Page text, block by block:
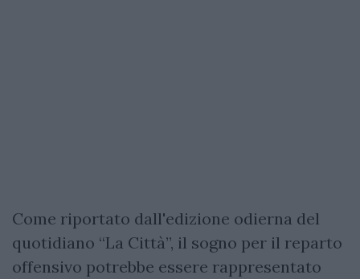
Come riportato dall'edizione odierna del
quotidiano “La Città”, il sogno per il reparto
offensivo potrebbe essere rappresentato